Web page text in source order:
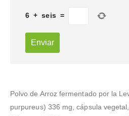
6 + seis =
Polvo de Arroz fermentado por la
purpureus) 336 mg, cápsula